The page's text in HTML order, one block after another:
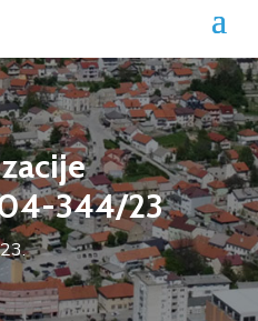
344/23